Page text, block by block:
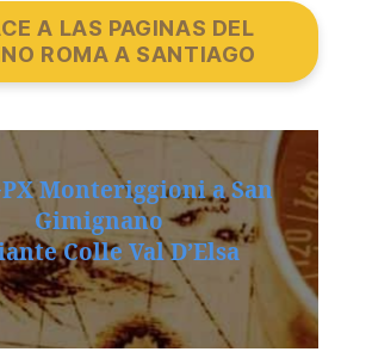
A LAS PAGINAS DEL
ROMA A SANTIAGO
Monteriggioni a San
Gimignano
Colle Val D’Elsa